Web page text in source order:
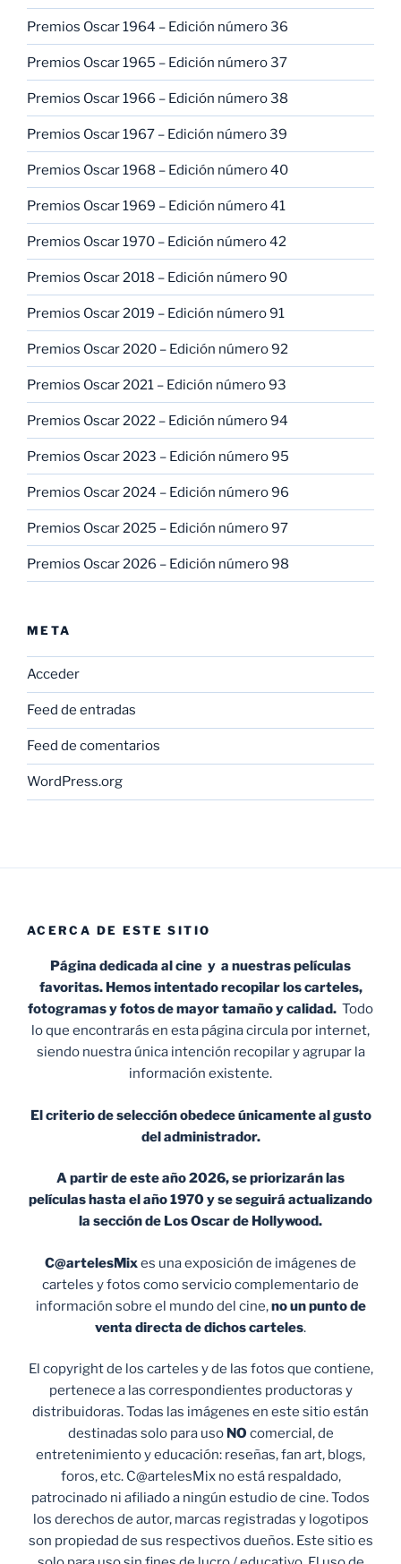
Premios Oscar 1964 – Edición número 36
Premios Oscar 1965 – Edición número 37
Premios Oscar 1966 – Edición número 38
Premios Oscar 1967 – Edición número 39
Premios Oscar 1968 – Edición número 40
Premios Oscar 1969 – Edición número 41
Premios Oscar 1970 – Edición número 42
Premios Oscar 2018 – Edición número 90
Premios Oscar 2019 – Edición número 91
Premios Oscar 2020 – Edición número 92
Premios Oscar 2021 – Edición número 93
Premios Oscar 2022 – Edición número 94
Premios Oscar 2023 – Edición número 95
Premios Oscar 2024 – Edición número 96
Premios Oscar 2025 – Edición número 97
Premios Oscar 2026 – Edición número 98
META
Acceder
Feed de entradas
Feed de comentarios
WordPress.org
ACERCA DE ESTE SITIO
Página dedicada al cine y a nuestras películas
favoritas. Hemos intentado recopilar los carteles,
fotogramas y fotos de mayor tamaño y calidad. Todo
lo que encontrarás en esta página circula por internet,
siendo nuestra única intención recopilar y agrupar la
información existente.
El criterio de selección obedece únicamente al gusto
del administrador.
A partir de este año 2026, se priorizarán las
películas hasta el año 1970 y se seguirá actualizando
la sección de Los Oscar de Hollywood.
C@artelesMixes una exposición de imágenes de
carteles y fotos como servicio complementario de
información sobre el mundo del cine,no un punto de
venta directa de dichos carteles.
El copyright de los carteles y de las fotos que contiene,
pertenece a las correspondientes productoras y
distribuidoras. Todas las imágenes en este sitio están
destinadas solo para uso NO comercial, de
entretenimiento y educación: reseñas, fan art, blogs,
foros, etc. C@artelesMix no está respaldado,
patrocinado ni afiliado a ningún estudio de cine. Todos
los derechos de autor, marcas registradas y logotipos
son propiedad de sus respectivos dueños. Este sitio es